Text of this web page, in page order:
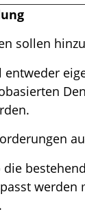
sollen
entweder
werden